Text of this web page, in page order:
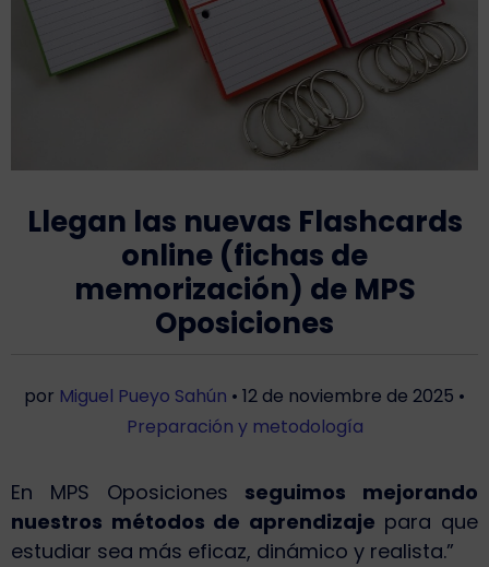
Llegan las nuevas Flashcards
online (fichas de
memorización) de MPS
Oposiciones
por Miguel Pueyo Sahún • 12 de noviembre de 2025 •
Preparación y metodología
En MPS Oposiciones seguimos mejorando
nuestros métodos de aprendizaje para que
estudiar sea más eficaz, dinámico y realista.”